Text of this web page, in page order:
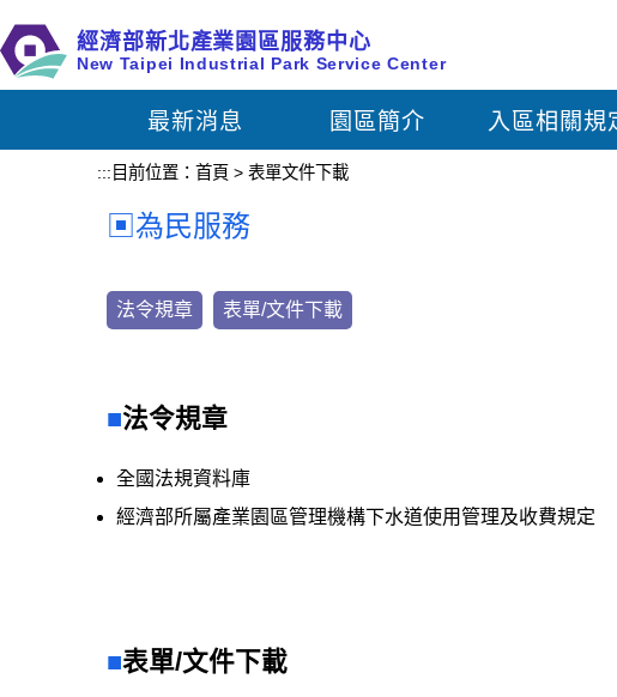
到
主
經濟部新北產業園區服務中心
New Taipei Industrial Park Service Center
最新消息 園區簡介 入區相關規
::: 目前位置： 首頁 > 表單文件下載
為民服務
法令規章 表單/文件下載
法令規章
全國法規資料庫
經濟部所屬產業園區管理機構下水道使用管理及收費規定
表單/文件下載